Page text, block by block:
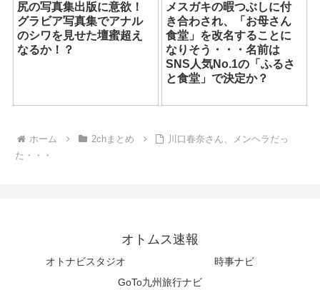
尻の写真集出版に意欲！
グラビア写真集でアナル
のシワを見せた壇蜜超え
なるか！？
メスガキの暇つぶしに付
き合わされ、「お母さん
食堂」を改名することに
なりそう・・・名前は
SNS人気No.1の「ふるさ
と食堂」で決定か？
ホーム 2chまとめ
川口春奈さん、メンヘラだっ
た・・・
オトムス速報
オトナビスタジオ
時事ナビ
GoTo九州旅行ナビ